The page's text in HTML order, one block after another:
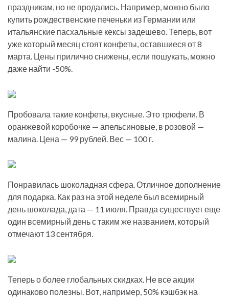
праздникам, но не продались. Например, можно было
купить рождественские печеньки из Германии или
итальянские пасхальные кексы задешево. Теперь, вот
уже который месяц стоят конфеты, оставшиеся от 8
марта. Цены прилично снижены, если пошукать, можно
даже найти -50%.
Пробовала такие конфеты, вкусные. Это трюфели. В
оранжевой коробочке — апельсиновые, в розовой —
малина. Цена — 99 рублей. Вес — 100 г.
Понравилась шоколадная сфера. Отличное дополнение
для подарка. Как раз на этой неделе был всемирный
день шоколада, дата — 11 июля. Правда существует еще
один всемирный день с таким же названием, который
отмечают 13 сентября.
Теперь о более глобальных скидках. Не все акции
одинаково полезны. Вот, например, 50% кэшбэк на